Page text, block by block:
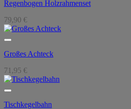
Regenbogen Holzrahmenset
79,90 €
Großes Achteck
71,95 €
Tischkegelbahn